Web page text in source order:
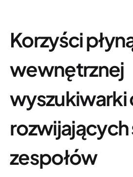
Korzyści
wewnętrznej
wyszukiwarki
rozwijających
zespołów